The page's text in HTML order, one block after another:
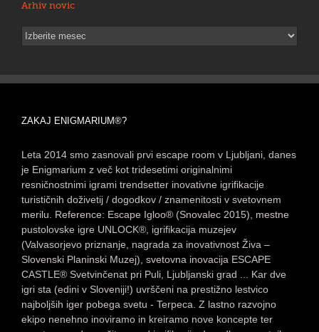
Arhiv novic
Arhiv
novic
ZAKAJ ENIGMARIUM®?
Leta 2014 smo zasnovali prvi escape room v Ljubljani, danes
je Enigmarium z več kot tridesetimi originalnimi
resničnostnimi igrami trendsetter inovativne igrifikacije
turističnih doživetij / dogodkov / znamenitosti v svetovnem
merilu. Reference: Escape Igloo® (Snovalec 2015), mestne
pustolovske igre UNLOCK®, igrifikacija muzejev
(Valvasorjevo priznanje, nagrada za inovativnost Živa –
Slovenski Planinski Muzej), svetovna inovacija ESCAPE
CASTLE® Svetvinčenat pri Puli, Ljubljanski grad ... Kar dve
igri sta (edini v Sloveniji!) uvrščeni na prestižno lestvico
najboljših iger pobega svetu - Terpeca. Z lastno razvojno
ekipo nenehno inoviramo in kreiramo nove koncepte ter